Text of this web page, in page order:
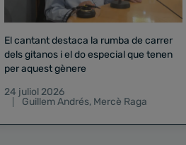
El cantant destaca la rumba de carrer
dels gitanos i el do especial que tenen
per aquest gènere
24 juliol 2026
Guillem Andrés, Mercè Raga